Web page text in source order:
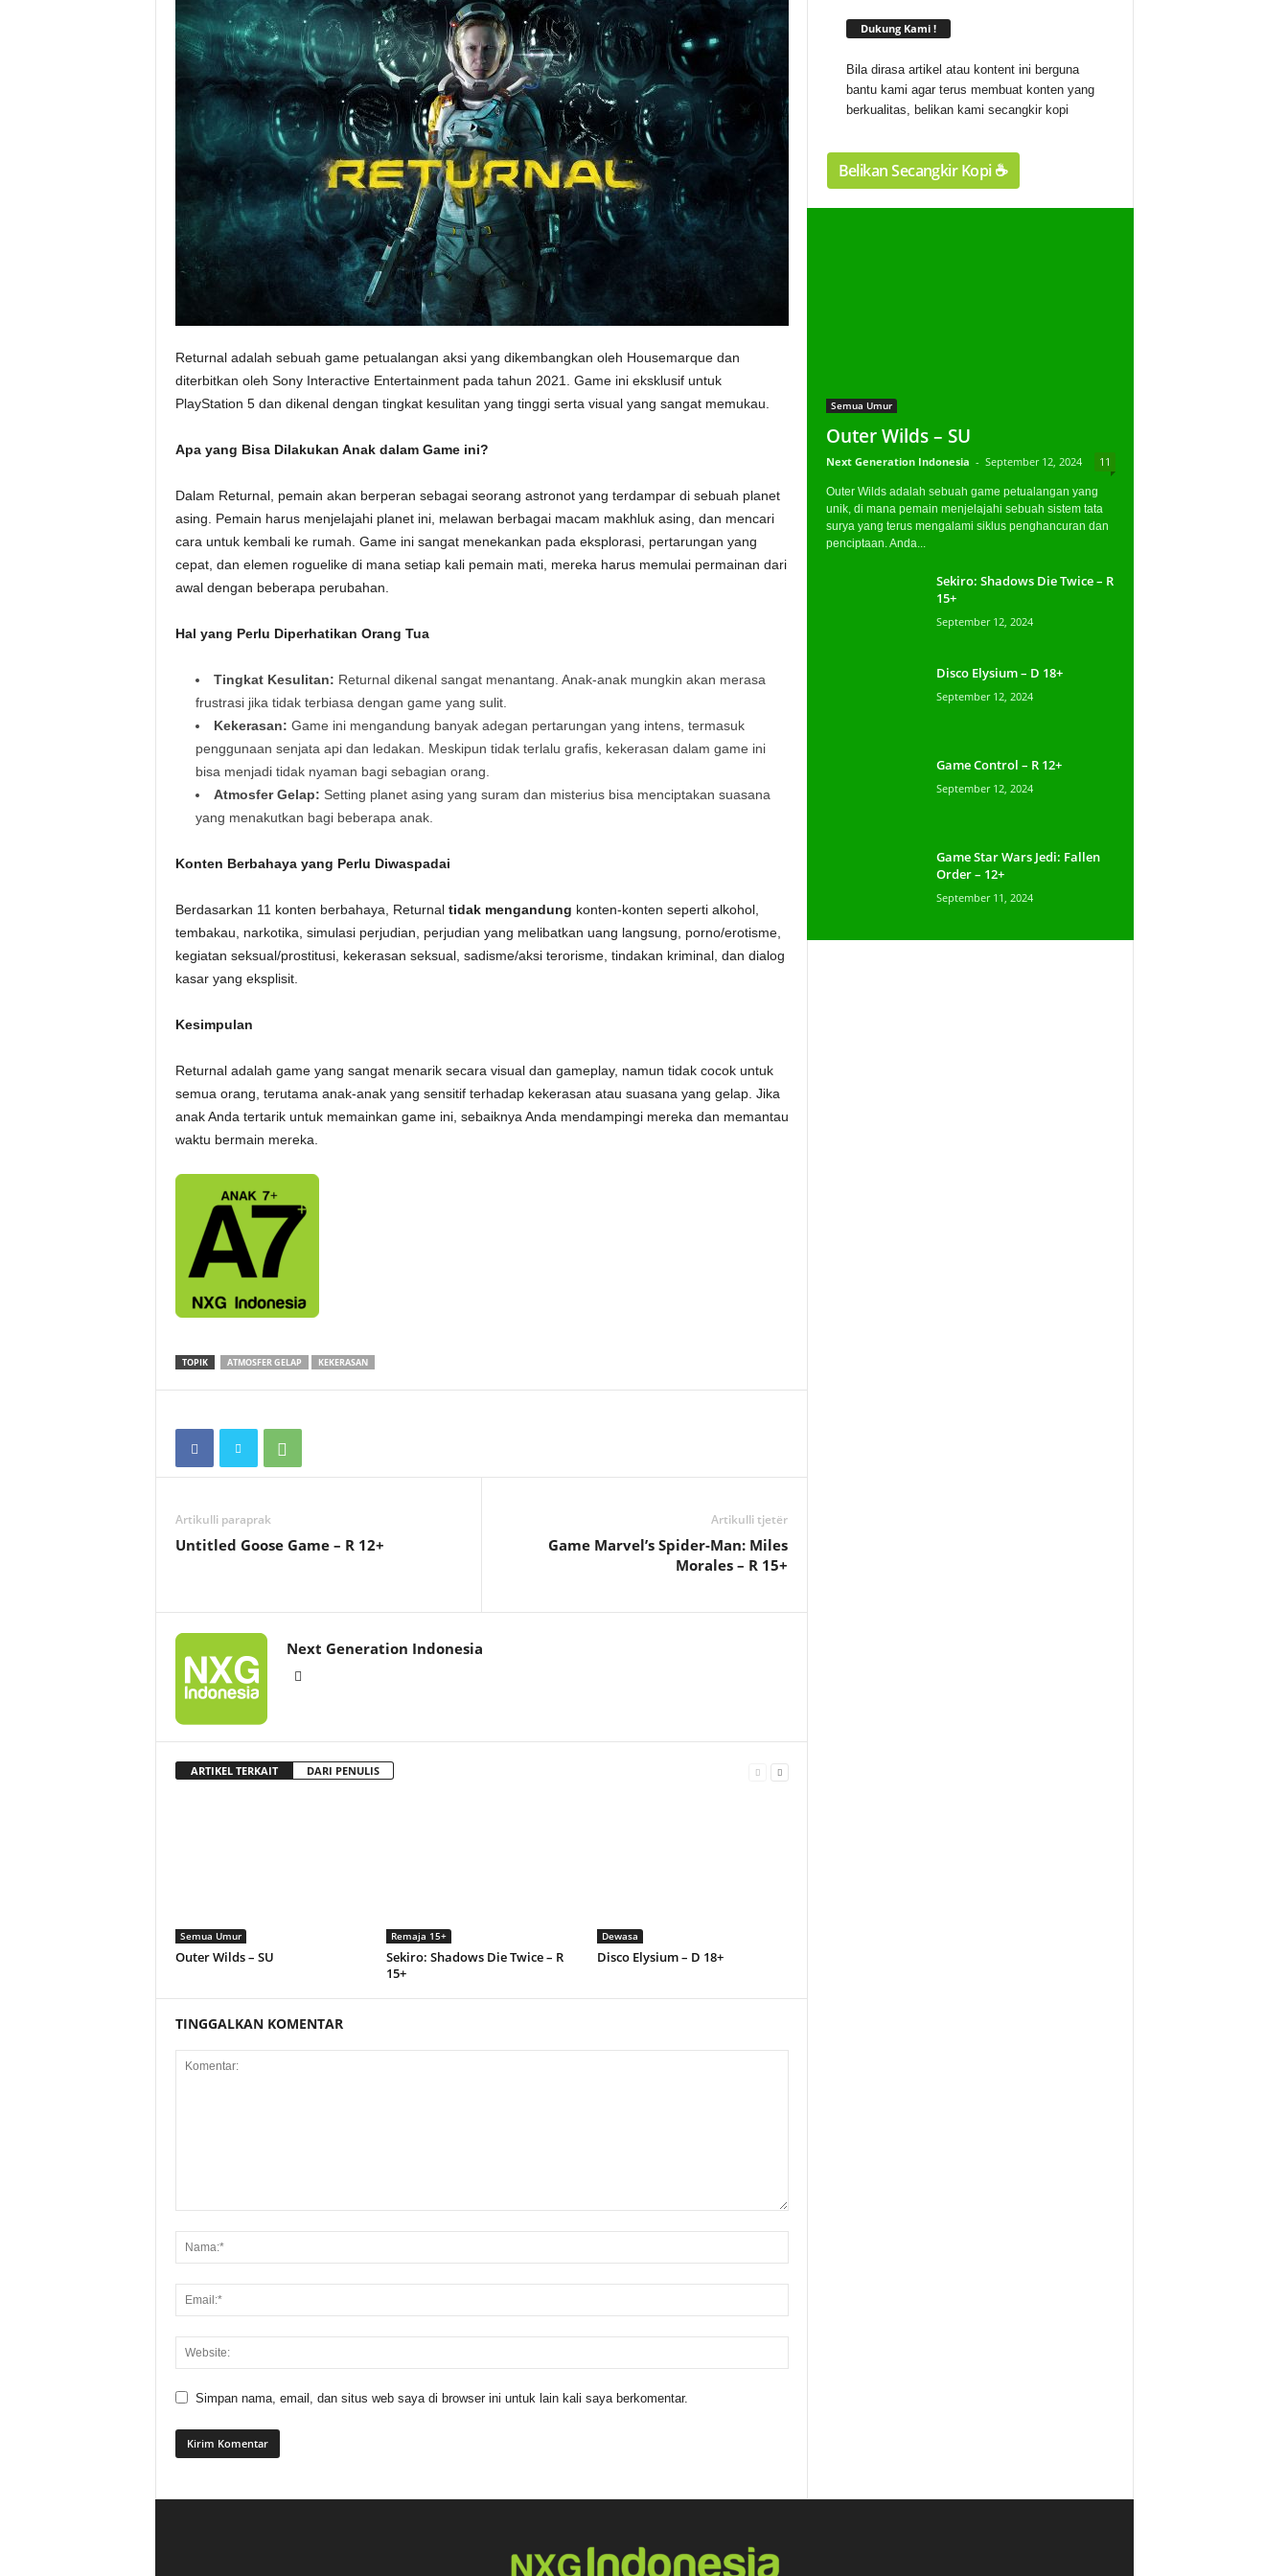
Returnal adalah sebuah game petualangan aksi yang dikembangkan oleh Housemarque dan
diterbitkan oleh Sony Interactive Entertainment pada tahun 2021. Game ini eksklusif untuk
PlayStation 5 dan dikenal dengan tingkat kesulitan yang tinggi serta visual yang sangat memukau.
Apa yang Bisa Dilakukan Anak dalam Game ini?
Dalam Returnal, pemain akan berperan sebagai seorang astronot yang terdampar di sebuah planet
asing. Pemain harus menjelajahi planet ini, melawan berbagai macam makhluk asing, dan mencari
cara untuk kembali ke rumah. Game ini sangat menekankan pada eksplorasi, pertarungan yang
cepat, dan elemen roguelike di mana setiap kali pemain mati, mereka harus memulai permainan dari
awal dengan beberapa perubahan.
Hal yang Perlu Diperhatikan Orang Tua
Tingkat Kesulitan: Returnal dikenal sangat menantang. Anak-anak mungkin akan merasa
frustrasi jika tidak terbiasa dengan game yang sulit.
Kekerasan: Game ini mengandung banyak adegan pertarungan yang intens, termasuk
penggunaan senjata api dan ledakan. Meskipun tidak terlalu grafis, kekerasan dalam game ini
bisa menjadi tidak nyaman bagi sebagian orang.
Atmosfer Gelap: Setting planet asing yang suram dan misterius bisa menciptakan suasana
yang menakutkan bagi beberapa anak.
Konten Berbahaya yang Perlu Diwaspadai
Berdasarkan 11 konten berbahaya, Returnal tidak mengandung konten-konten seperti alkohol,
tembakau, narkotika, simulasi perjudian, perjudian yang melibatkan uang langsung, porno/erotisme,
kegiatan seksual/prostitusi, kekerasan seksual, sadisme/aksi terorisme, tindakan kriminal, dan dialog
kasar yang eksplisit.
Kesimpulan
Returnal adalah game yang sangat menarik secara visual dan gameplay, namun tidak cocok untuk
semua orang, terutama anak-anak yang sensitif terhadap kekerasan atau suasana yang gelap. Jika
anak Anda tertarik untuk memainkan game ini, sebaiknya Anda mendampingi mereka dan memantau
waktu bermain mereka.
TOPIK ATMOSFER GELAP KEKERASAN
Artikulli paraprak
Untitled Goose Game – R 12+
Artikulli tjetër
Game Marvel’s Spider-Man: Miles
Morales – R 15+
Next Generation Indonesia
ARTIKEL TERKAIT DARI PENULIS
Semua Umur
Outer Wilds – SU
Remaja 15+
Sekiro: Shadows Die Twice – R
15+
Dewasa
Disco Elysium – D 18+
TINGGALKAN KOMENTAR
Simpan nama, email, dan situs web saya di browser ini untuk lain kali saya berkomentar.
Dukung Kami !
Bila dirasa artikel atau kontent ini berguna
bantu kami agar terus membuat konten yang
berkualitas, belikan kami secangkir kopi
Belikan Secangkir Kopi ☕️
Semua Umur
Outer Wilds – SU
Next Generation Indonesia - September 12, 2024 11
Outer Wilds adalah sebuah game petualangan yang
unik, di mana pemain menjelajahi sebuah sistem tata
surya yang terus mengalami siklus penghancuran dan
penciptaan. Anda...
Sekiro: Shadows Die Twice – R
15+
September 12, 2024
Disco Elysium – D 18+
September 12, 2024
Game Control – R 12+
September 12, 2024
Game Star Wars Jedi: Fallen
Order – 12+
September 11, 2024